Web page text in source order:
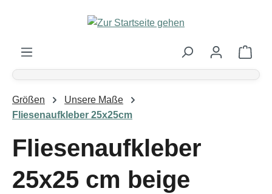
Zum Hauptinhalt springen
Größen
Unsere Maße
Fliesenaufkleber 25x25cm
Fliesenaufkleber
25x25 cm beige